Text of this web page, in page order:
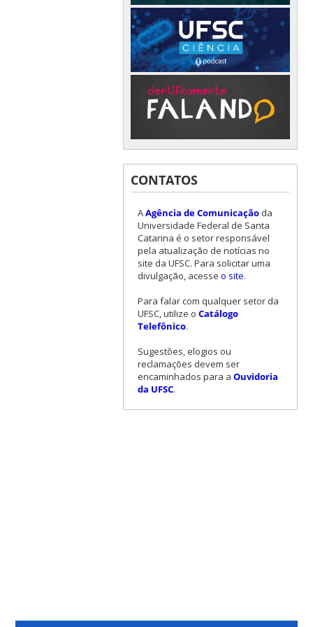
CONTATOS
AAgência de Comunicaçãoda
Universidade Federal de Santa
Catarina é o setor responsável
pela atualização de notícias no
site da UFSC. Para solicitar uma
divulgação, acesse o site.
Para falar com qualquer setor da
UFSC, utilize o Catálogo
Telefônico.
Sugestões, elogios ou
reclamações devem ser
encaminhados para a Ouvidoria
da UFSC.